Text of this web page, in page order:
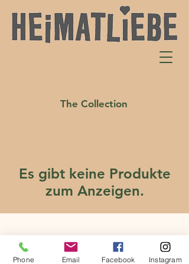
Es gibt keine Produkte
zum Anzeigen.
The Collection
Phone Email Facebook Instagram